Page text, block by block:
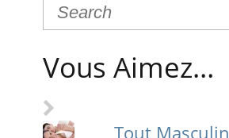
Vous Aimez…
Tout Masculin